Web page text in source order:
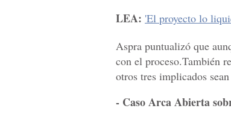
LEA: 'El proyecto lo
Aspra puntualizó que
con el proceso.También
otros tres implicados
- Caso Arca Abierta